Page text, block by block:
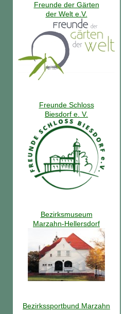
Freunde der Gärten
der Welt e.V.
Freunde Schloss
Biesdorf e. V.
Bezirksmuseum
Marzahn-Hellersdorf
Bezirkssportbund Marzahn